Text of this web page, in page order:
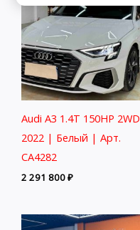
Audi A3 1.4T 150HP 2WD
2022 | Белый | Арт.
CA4282
2 291 800₽